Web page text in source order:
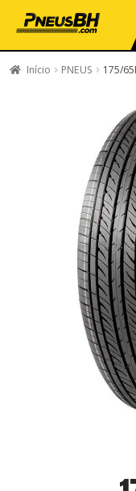
PNEUS EM OFERTA
Início PNEUS 175/